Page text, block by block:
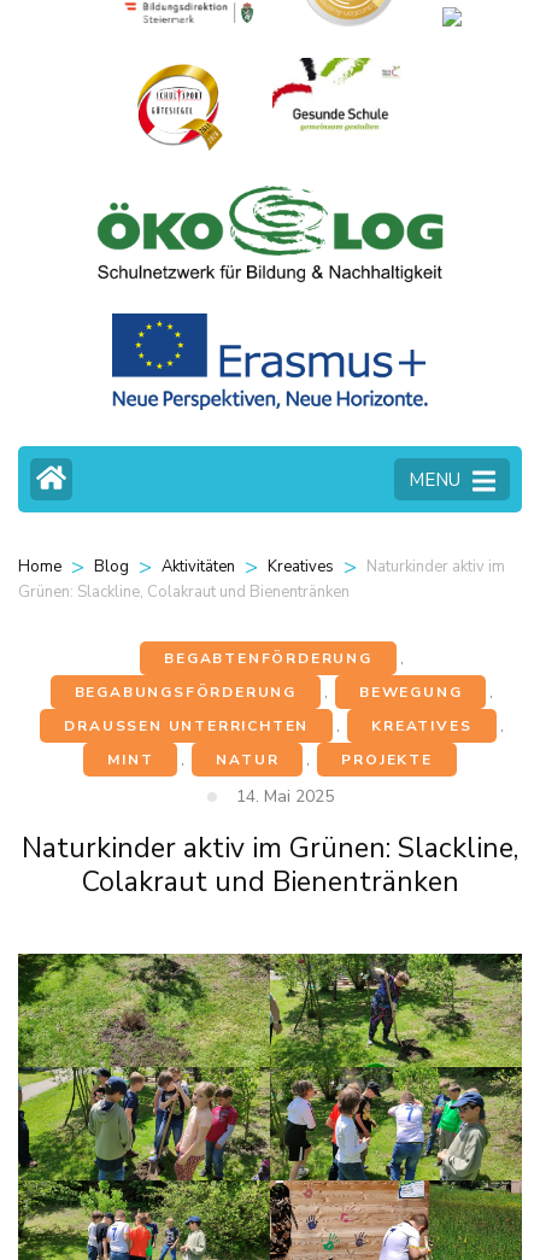
MENU
Home > Blog > Aktivitäten > Kreatives > Naturkinder aktiv im
Grünen: Slackline, Colakraut und Bienentränken
BEGABTENFÖRDERUNG
,
BEGABUNGSFÖRDERUNG
, BEWEGUNG
,
DRAUSSEN UNTERRICHTEN
, KREATIVES
,
MINT
, NATUR , PROJEKTE
14. Mai 2025
Naturkinder aktiv im Grünen: Slackline,
Colakraut und Bienentränken